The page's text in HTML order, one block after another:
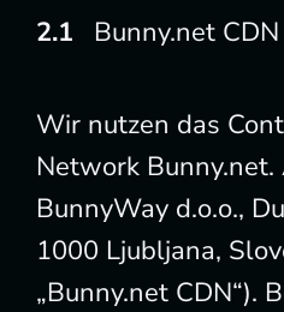
Bunny.net CDN
Wir nutzen das
Network
BunnyWay d.o.o.,
1000 Ljubljana,
„Bunny.net CDN“).